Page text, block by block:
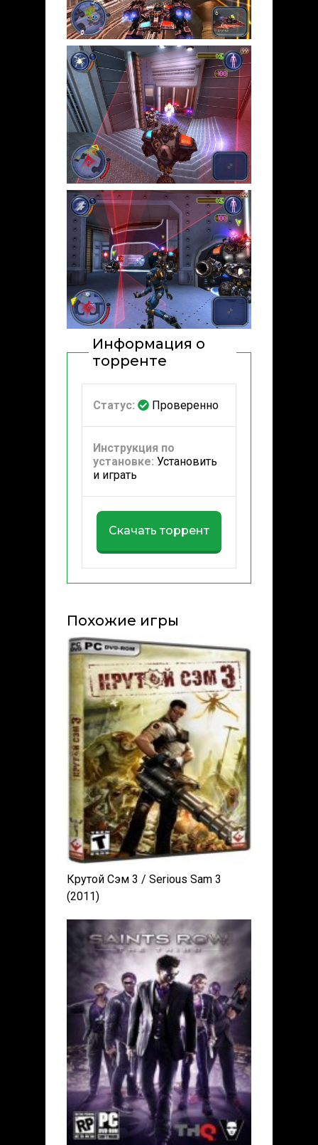
Информация о
торренте
Статус: Проверенно
Инструкция по
установке: Установить
и играть
Скачать торрент
Похожие игры
Крутой Сэм 3 / Serious Sam 3
(2011)